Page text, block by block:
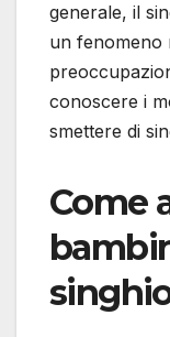
generale, il
un fenomeno
conoscere i
smettere di
Come